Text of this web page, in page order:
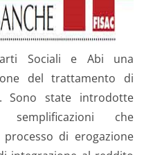
Sociali e Abi una
del trattamento di
Sono state introdotte
che
di erogazione